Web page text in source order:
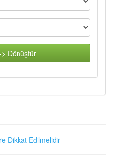
Dönüştür
Dikkat Edilmelidir